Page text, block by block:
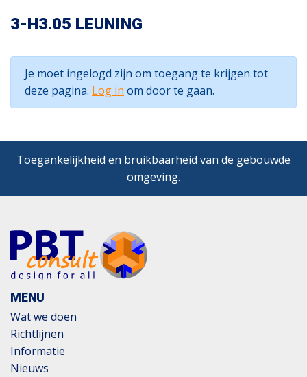
3-H3.05 LEUNING
Je moet ingelogd zijn om toegang te krijgen tot
deze pagina. Log in om door te gaan.
Toegankelijkheid en bruikbaarheid van de gebouwde
omgeving.
MENU
Wat we doen
Richtlijnen
Informatie
Nieuws